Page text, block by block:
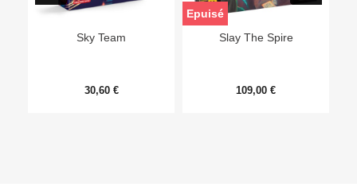
Sky Team
30,60 €
Slay The Spire
109,00 €
Epuisé